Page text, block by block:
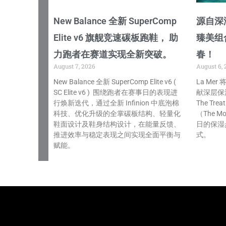
New Balance 全新 SuperComp
Elite v6 旗舰竞速碳板跑鞋， 助
力跑者在赛道实现全新突破。
August 7, 2026
New Balance 全新 SuperComp Elite v6 (
SC Elite v6 ) 围绕跑者在赛事日的表现进
行焕新迭代，通过全新 Infinion 中底泡棉
科技、优化升级的全掌碳板结构、轻量化
鞋面设计及鞋身结构设计，在能量反馈、
推进效率与稳定表现之间实现全面平衡与
赋能。
源自深
臻美组
春！
August 6,
La Mer
献深层
The
（The
日的保
式。